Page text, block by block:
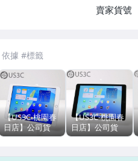
賣家貨號
【US3C-桃園春
日店】公司貨
Apple iPad 8
吋 A12 仿生晶片
【US3C-桃園春
日店】公司貨
Apple iPad 9
行動網路 銀